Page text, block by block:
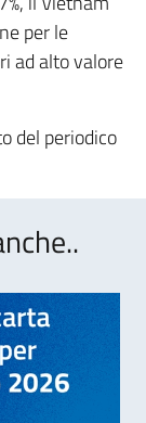
per le
ad alto valore
del periodico